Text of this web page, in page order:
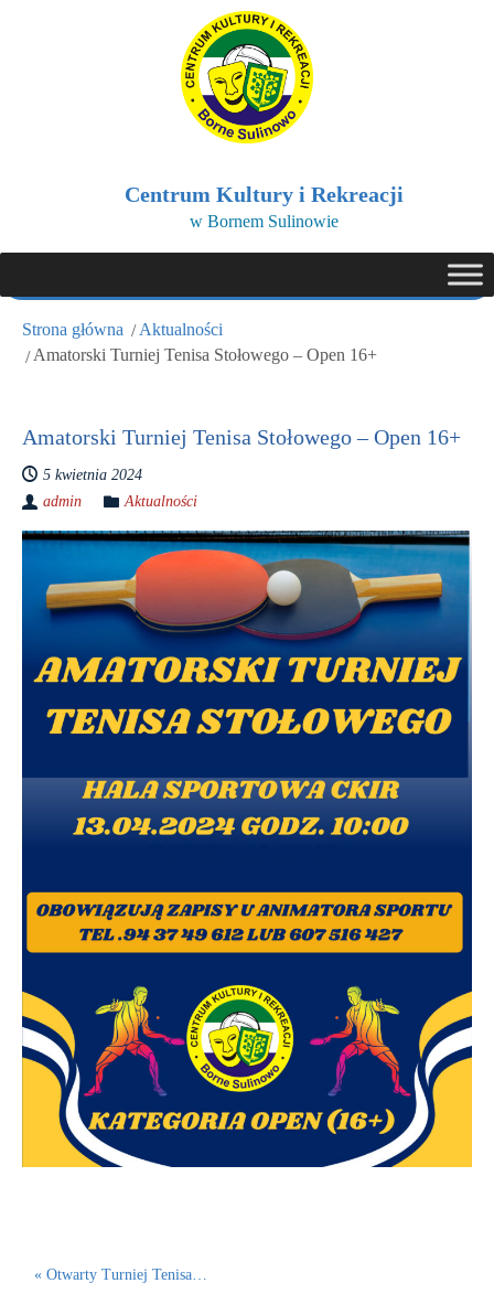
Centrum Kultury i Rekreacji
w Bornem Sulinowie
Strona główna
Aktualności
Amatorski Turniej Tenisa Stołowego – Open 16+
Amatorski Turniej Tenisa Stołowego – Open 16+
5 kwietnia 2024
admin
Aktualności
« Otwarty Turniej Tenisa…